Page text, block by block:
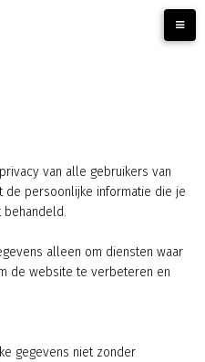
van alle gebruikers van
de persoonlijke informatie die je
alleen om diensten waar
de website te verbeteren en
gegevens niet zonder